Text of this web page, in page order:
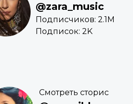
@zara_music
Подписчиков: 2.1M
Подписок: 2K
Смотреть сторис